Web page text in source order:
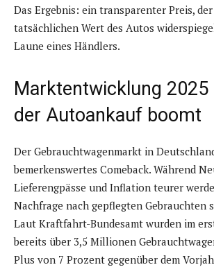
Das Ergebnis: ein transparenter Preis,
tatsächlichen Wert des Autos
Laune eines Händlers.
Marktentwicklung
der Autoankauf boomt
Der Gebrauchtwagenmarkt in
bemerkenswertes Comeback. Während
Lieferengpässe und Inflation teurer
Nachfrage nach gepflegten Gebrauchten
Laut Kraftfahrt-Bundesamt wurden im
bereits über 3,5 Millionen
Plus von 7 Prozent gegenüber dem